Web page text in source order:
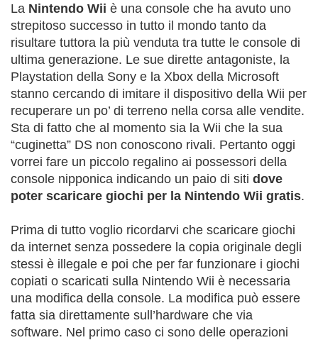
La Nintendo Wii è una console che ha avuto uno
strepitoso successo in tutto il mondo tanto da
risultare tuttora la più venduta tra tutte le console di
ultima generazione. Le sue dirette antagoniste, la
Playstation della Sony e la Xbox della Microsoft
stanno cercando di imitare il dispositivo della Wii per
recuperare un po’ di terreno nella corsa alle vendite.
Sta di fatto che al momento sia la Wii che la sua
“cuginetta” DS non conoscono rivali. Pertanto oggi
vorrei fare un piccolo regalino ai possessori della
console nipponica indicando un paio di siti dove
poter scaricare giochi per la Nintendo Wii gratis.
Prima di tutto voglio ricordarvi che scaricare giochi
da internet senza possedere la copia originale degli
stessi è illegale e poi che per far funzionare i giochi
copiati o scaricati sulla Nintendo Wii è necessaria
una modifica della console. La modifica può essere
fatta sia direttamente sull’hardware che via
software. Nel primo caso ci sono delle operazioni